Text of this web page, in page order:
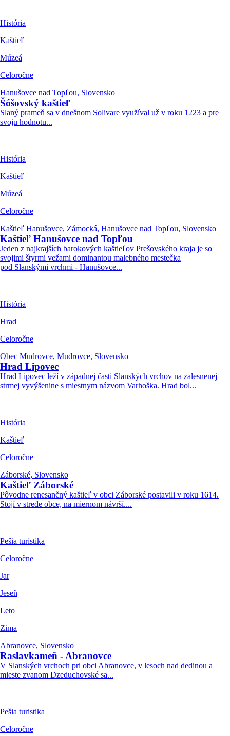
História
Kaštieľ
Múzeá
Celoročne
Hanušovce nad Topľou, Slovensko
Šóšovský kaštieľ
Slaný prameň sa v dnešnom Solivare využíval už v roku 1223 a pre
svoju hodnotu...
História
Kaštieľ
Múzeá
Celoročne
Kaštieľ Hanušovce, Zámocká, Hanušovce nad Topľou, Slovensko
Kaštieľ Hanušovce nad Topľou
Jeden z najkrajších barokových kaštieľov Prešovského kraja je so
svojimi štyrmi vežami dominantou malebného mestečka
pod Slanskými vrchmi - Hanušovce...
História
Hrad
Celoročne
Obec Mudrovce, Mudrovce, Slovensko
Hrad Lipovec
Hrad Lipovec leží v západnej časti Slanských vrchov na zalesnenej
strmej vyvýšenine s miestnym názvom Varhoška. Hrad bol...
História
Kaštieľ
Celoročne
Záborské, Slovensko
Kaštieľ Záborské
Pôvodne renesančný kaštieľ v obci Záborské postavili v roku 1614.
Stojí v strede obce, na miernom návrší....
Pešia turistika
Celoročne
Jar
Jeseň
Leto
Zima
Abranovce, Slovensko
Raslavkameň - Abranovce
V Slanských vrchoch pri obci Abranovce, v lesoch nad dedinou a
mieste zvanom Dzeduchovské sa...
Pešia turistika
Celoročne